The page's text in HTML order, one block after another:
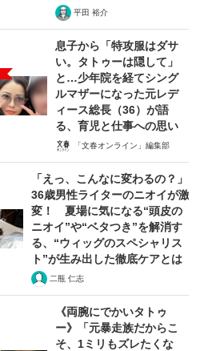
平田 裕介
息子から「特攻服はダサ
い。タトゥーは隠して」
と…少年院を経てシング
ルマザーになった元レデ
ィース総長（36）が語
る、育児と仕事への思い
「文春オンライン」編集部
「えっ、こんなに変わるの？」
36歳男性ライターのニオイが激
変！ 夏場に気になる“頭皮の
ニオイ”や“ベタつき”を解消す
る、“ウィッグのスペシャリス
ト”が生み出した徹底ケアとは
二瓶 仁志
《両腕にでかいタトゥ
ー》「元暴走族だからこ
そ、1ミリもズレたくな